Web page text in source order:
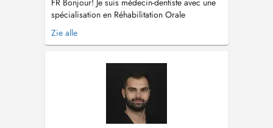
FR Bonjour! Je suis médecin-dentiste avec une
spécialisation en Réhabilitation Orale
Esthétique et Chirurgie Orale. Au fil des ans,
j'ai suivi l'évolution des techniques et de la
et fonctionnelle avec des facettes et des
couronnes en céramique, c...
Zie alle